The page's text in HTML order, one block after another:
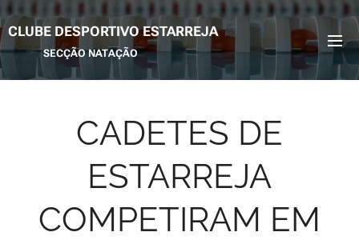
CLUBE DESPORTIVO ESTARREJA
SECÇÃO NATAÇÃO
CADETES DE
ESTARREJA
COMPETIRAM EM